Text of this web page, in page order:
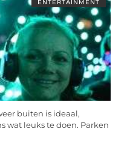
ENTERTAINMENT
buiten is ideaal,
wat leuks te doen. Parken